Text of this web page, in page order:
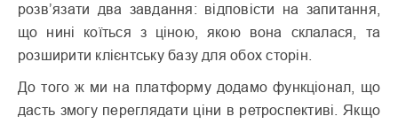
розв’язати два завдання: відповісти на запитання,
що нині коїться з ціною, якою вона склалася, та
розширити клієнтську базу для обох сторін.
До того ж ми на платформу додамо функціонал, що
дасть змогу переглядати ціни в ретроспективі. Якщо